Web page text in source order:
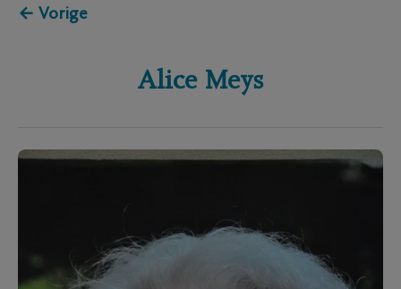
← Vorige
Alice Meys